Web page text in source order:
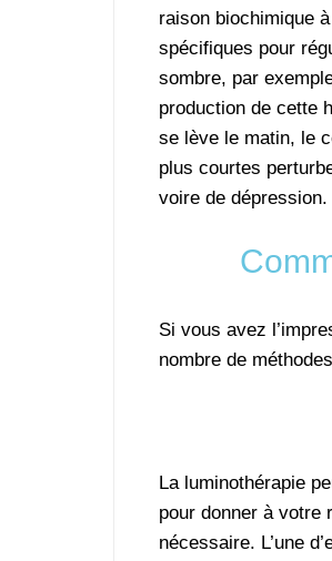
raison biochimique
spécifiques pour
sombre, par
production de cette
se lève le matin, le
plus courtes
voire de dépression.
Si vous avez
nombre de
La luminothérapie
pour donner à votre
nécessaire. L’une